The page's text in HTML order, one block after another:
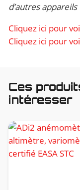
d’autres
Cliquez ici pour
Cliquez ici pour
Ces
intéresser